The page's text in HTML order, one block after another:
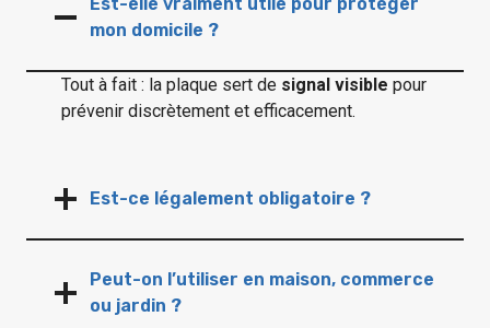
Est-elle vraiment utile pour protéger
mon domicile ?
Tout à fait : la plaque sert de signal visible pour
prévenir discrètement et efficacement.
Est-ce légalement obligatoire ?
Peut-on l’utiliser en maison, commerce
ou jardin ?